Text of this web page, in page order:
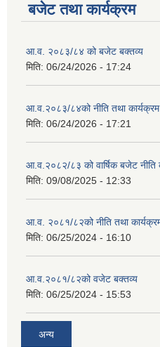
बजेट तथा कार्यक्रम
आ.व. २०८३/८४ को बजेट बक्तव्य
मिति: 06/24/2026 - 17:24
आ.व.२०८३/८४को नीति तथा कार्यक्रम
मिति: 06/24/2026 - 17:21
आ.व.२०८२/८३ को वार्षिक बजेट नीति
मिति: 09/08/2025 - 12:33
आ.व. २०८१/८२को नीति तथा
मिति: 06/25/2024 - 16:10
आ.व.२०८१/८२को वजेट बक्तव्य
मिति: 06/25/2024 - 15:53
अन्य